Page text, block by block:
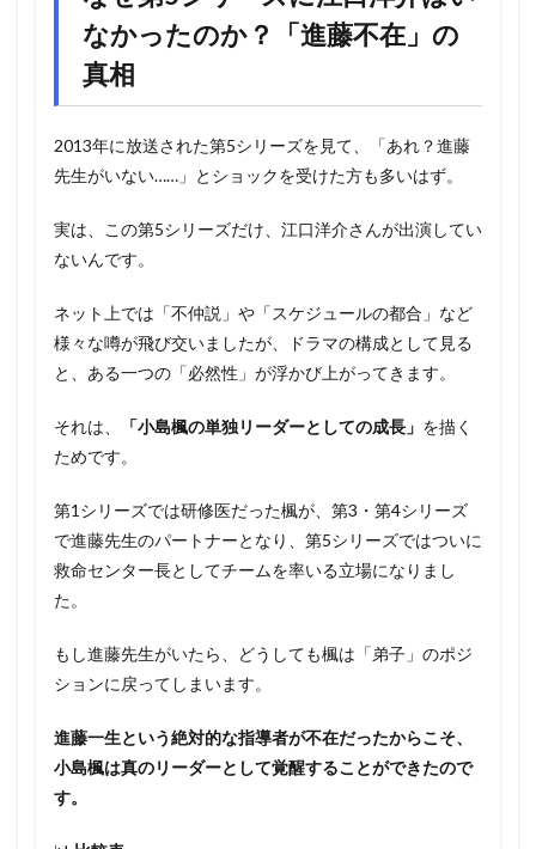
なかったのか？「進藤不在」の
真相
2013年に放送された第5シリーズを見て、「あれ？進藤
先生がいない……」とショックを受けた方も多いはず。
実は、この第5シリーズだけ、江口洋介さんが出演してい
ないんです。
ネット上では「不仲説」や「スケジュールの都合」など
様々な噂が飛び交いましたが、ドラマの構成として見る
と、ある一つの「必然性」が浮かび上がってきます。
それは、 「小島楓の単独リーダーとしての成長」 を描く
ためです。
第1シリーズでは研修医だった楓が、第3・第4シリーズ
で進藤先生のパートナーとなり、第5シリーズではついに
救命センター長としてチームを率いる立場になりまし
た。
もし進藤先生がいたら、どうしても楓は「弟子」のポジ
ションに戻ってしまいます。
進藤一生という絶対的な指導者が不在だったからこそ、
小島楓は真のリーダーとして覚醒することができたので
す。